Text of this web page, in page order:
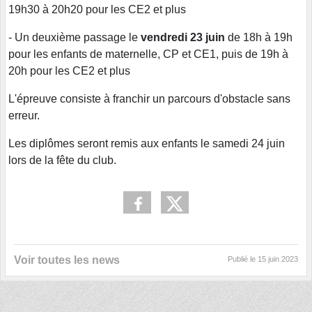
19h30 à 20h20 pour les CE2 et plus
- Un deuxième passage le vendredi 23 juin de 18h à 19h
pour les enfants de maternelle, CP et CE1, puis de 19h à
20h pour les CE2 et plus
L'épreuve consiste à franchir un parcours d'obstacle sans
erreur.
Les diplômes seront remis aux enfants le samedi 24 juin
lors de la fête du club.
Voir toutes les news Publié le 15 juin 2023